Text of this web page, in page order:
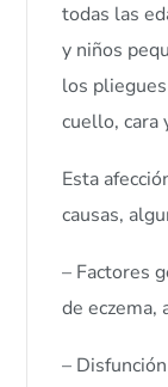
todas las
y niños
los
cuello, cara
Esta
causas,
– Factores
de eczema,
–